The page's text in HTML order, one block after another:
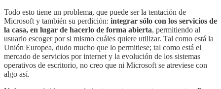
Todo esto tiene un problema, que puede ser la tentación de
Microsoft y también su perdición: integrar sólo con los servicios de
la casa, en lugar de hacerlo de forma abierta, permitiendo al
usuario escoger por si mismo cuáles quiere utilizar. Tal como está la
Unión Europea, dudo mucho que lo permitiese; tal como está el
mercado de servicios por internet y la evolución de los sistemas
operativos de escritorio, no creo que ni Microsoft se atreviese con
algo así.